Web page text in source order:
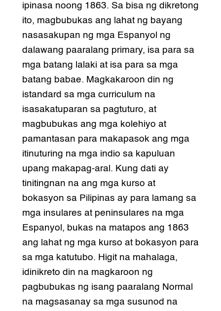
ipinasa noong 1863. Sa bisa ng dikretong
ito, magbubukas ang lahat ng bayang
nasasakupan ng mga Espanyol ng
dalawang paaralang primary, isa para sa
mga batang lalaki at isa para sa mga
batang babae. Magkakaroon din ng
istandard sa mga curriculum na
isasakatuparan sa pagtuturo, at
magbubukas ang mga kolehiyo at
pamantasan para makapasok ang mga
itinuturing na mga indio sa kapuluan
upang makapag-aral. Kung dati ay
tinitingnan na ang mga kurso at
bokasyon sa Pilipinas ay para lamang sa
mga insulares at peninsulares na mga
Espanyol, bukas na matapos ang 1863
ang lahat ng mga kurso at bokasyon para
sa mga katutubo. Higit na mahalaga,
idinikreto din na magkaroon ng
pagbubukas ng isang paaralang Normal
na magsasanay sa mga susunod na